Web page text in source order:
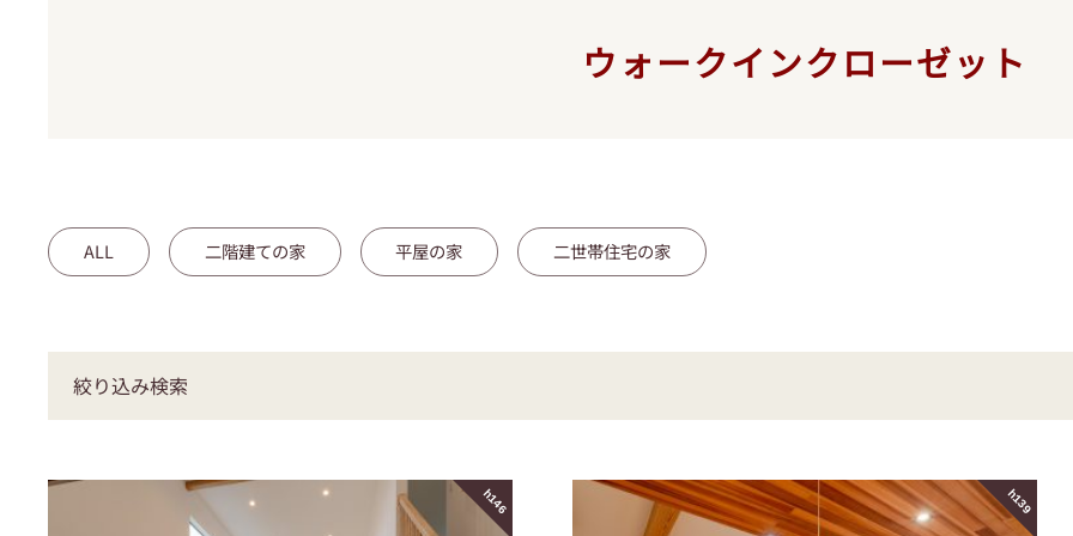
ウォークインクローゼット
ALL 二階建ての家 平屋の家 二世帯住宅の家
絞り込み検索
h146 h139